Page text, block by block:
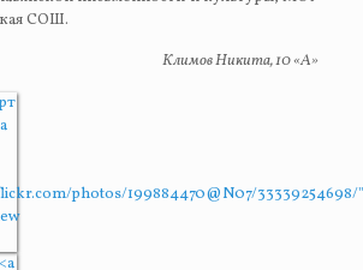
СОШ.
Климов Никита, 10 «А»